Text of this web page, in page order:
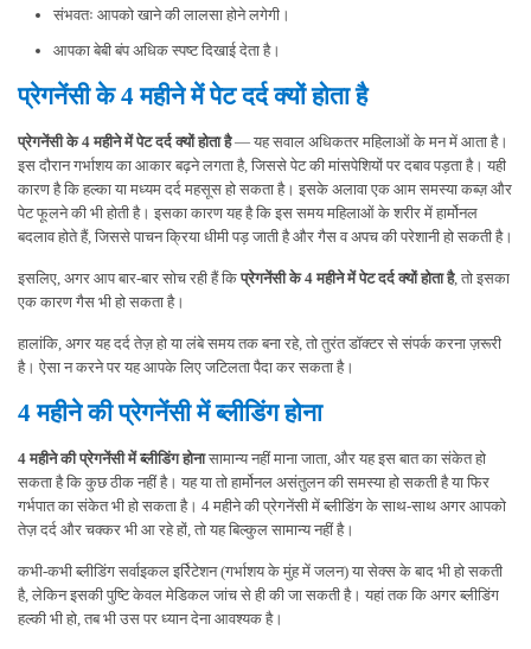
संभवतः आपको खाने की लालसा होने लगेगी।
आपका बेबी बंप अधिक स्पष्ट दिखाई देता है।
प्रेगनेंसी के 4 महीने में पेट दर्द क्यों होता है
प्रेगनेंसी के 4 महीने में पेट दर्द क्यों होता है — यह सवाल अधिकतर महिलाओं के मन में आता है।
इस दौरान गर्भाशय का आकार बढ़ने लगता है, जिससे पेट की मांसपेशियों पर दबाव पड़ता है। यही
कारण है कि हल्का या मध्यम दर्द महसूस हो सकता है। इसके अलावा एक आम समस्या कब्ज़ और
पेट फूलने की भी होती है। इसका कारण यह है कि इस समय महिलाओं के शरीर में हार्मोनल
बदलाव होते हैं, जिससे पाचन क्रिया धीमी पड़ जाती है और गैस व अपच की परेशानी हो सकती है।
इसलिए, अगर आप बार-बार सोच रही हैं कि प्रेगनेंसी के 4 महीने में पेट दर्द क्यों होता है, तो इसका
एक कारण गैस भी हो सकता है।
हालांकि, अगर यह दर्द तेज़ हो या लंबे समय तक बना रहे, तो तुरंत डॉक्टर से संपर्क करना ज़रूरी
है। ऐसा न करने पर यह आपके लिए जटिलता पैदा कर सकता है।
4 महीने की प्रेगनेंसी में ब्लीडिंग होना
4 महीने की प्रेगनेंसी में ब्लीडिंग होनासामान्य नहीं माना जाता, और यह इस बात का संकेत हो
सकता है कि कुछ ठीक नहीं है। यह या तो हार्मोनल असंतुलन की समस्या हो सकती है या फिर
गर्भपात का संकेत भी हो सकता है। 4 महीने की प्रेगनेंसी में ब्लीडिंग के साथ-साथ अगर आपको
तेज़ दर्द और चक्कर भी आ रहे हों, तो यह बिल्कुल सामान्य नहीं है।
कभी-कभी ब्लीडिंग सर्वाइकल इर्रिटेशन (गर्भाशय के मुंह में जलन) या सेक्स के बाद भी हो सकती
है, लेकिन इसकी पुष्टि केवल मेडिकल जांच से ही की जा सकती है। यहां तक कि अगर ब्लीडिंग
हल्की भी हो, तब भी उस पर ध्यान देना आवश्यक है।